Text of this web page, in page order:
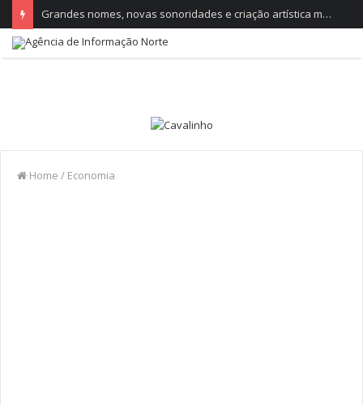
Grandes nomes, novas sonoridades e criação artística marcam a nova temporada do CTAL
Home / Economia